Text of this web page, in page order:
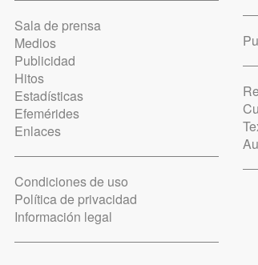
Sala de prensa
Medios
Publicidad
Hitos
Estadísticas
Efemérides
Enlaces
Condiciones de uso
Política de privacidad
Información legal